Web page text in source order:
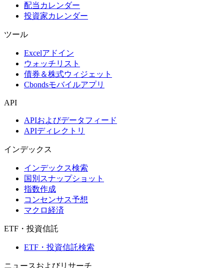
配当カレンダー
投資家カレンダー
ツール
Excelアドイン
ウォッチリスト
債券＆株式ウィジェット
Cbondsモバイルアプリ
API
APIおよびデータフィード
APIディレクトリ
インデックス
インデックス検索
国別スナップショット
指数作成
コンセンサス予想
マクロ経済
ETF・投資信託
ETF・投資信託検索
ニュースおよびリサーチ